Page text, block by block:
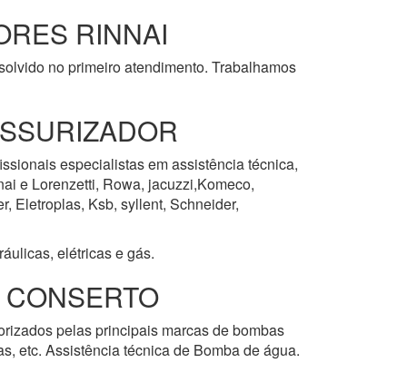
RINNAI
no primeiro atendimento. Trabalhamos
especialistas em assistência técnica,
e Lorenzetti, Rowa, jacuzzi,Komeco,
Eletroplas, Ksb, syllent, Schneider,
elétricas e gás.
pelas principais marcas de bombas
etc. Assistência técnica de Bomba de água.